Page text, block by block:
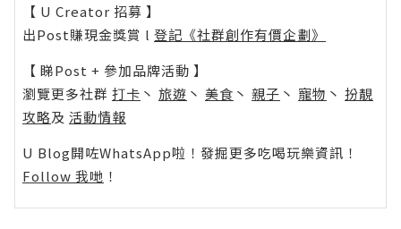
【 U Creator 招募 】
出Post賺現金獎賞 l 登記《社群創作有價企劃》
【 睇Post + 參加品牌活動 】
瀏覽更多社群 打卡 丶 旅遊 丶 美食 丶 親子 丶 寵物 丶 扮靚
攻略及 活動情報
U Blog開咗WhatsApp啦！發掘更多吃喝玩樂資訊！
Follow 我哋 ！